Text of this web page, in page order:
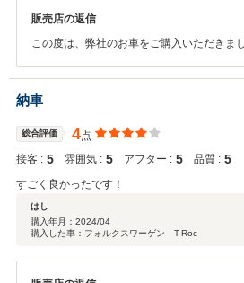
販売店の返信
この度は、弊社のお車をご購入いただきま
いますが、今後も何かありましたらでしっ
ので、宜しくお願い致します。
納車
総合評価 4点
接客 : 5 雰囲気 : 5 アフター : 5 品質 : 5
すごく良かったです！
はし
購入年月： 2024/04
購入した車：フォルクスワーゲン T-Roc